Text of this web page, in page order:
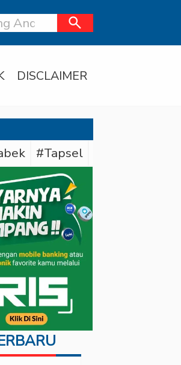
search
DISCLAIMER
#Tapsel